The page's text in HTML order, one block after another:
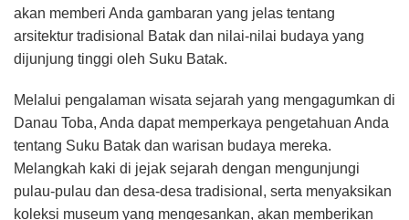
akan memberi Anda gambaran yang jelas tentang
arsitektur tradisional Batak dan nilai-nilai budaya yang
dijunjung tinggi oleh Suku Batak.
Melalui pengalaman wisata sejarah yang mengagumkan di
Danau Toba, Anda dapat memperkaya pengetahuan Anda
tentang Suku Batak dan warisan budaya mereka.
Melangkah kaki di jejak sejarah dengan mengunjungi
pulau-pulau dan desa-desa tradisional, serta menyaksikan
koleksi museum yang mengesankan, akan memberikan